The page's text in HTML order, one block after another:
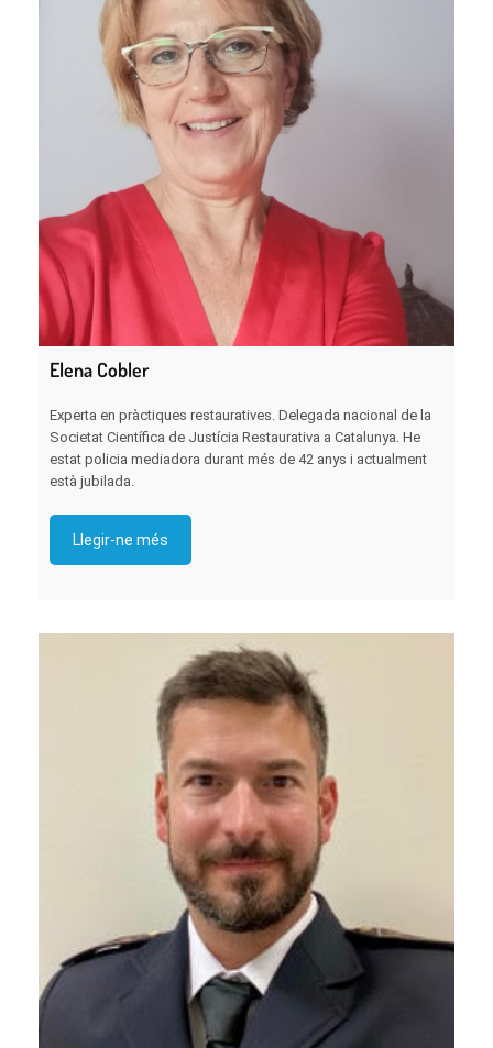
Elena Cobler
Experta en pràctiques restauratives. Delegada nacional de la
Societat Científica de Justícia Restaurativa a Catalunya. He
estat policia mediadora durant més de 42 anys i actualment
està jubilada.
Llegir-ne més